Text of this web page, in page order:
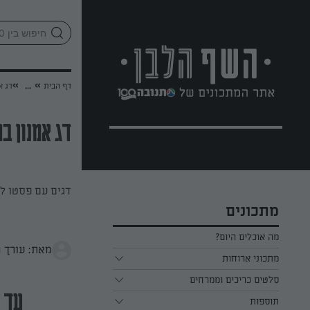
מתכונים
מה אוכלים היום?
מתכוני ארוחות
ארוחת בוקר
ארוחת צהריים
סלטים כריכים וממרחים
כל הסלטים כריכים וממרחים
תוספות
דף הבית »
...
»דג
דג אמנון
דגים עם פסטו
מאת: עורך